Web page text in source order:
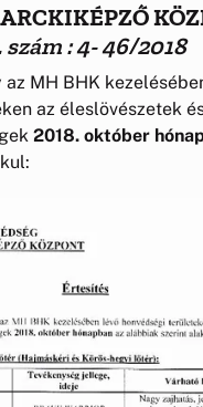
szám : 4- 46/2018
MH BHK
az éleslövészetek
2018. október